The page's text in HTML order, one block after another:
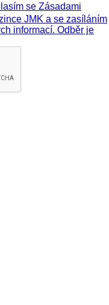
se Zásadami
JMK a se zasíláním
informací. Odběr je